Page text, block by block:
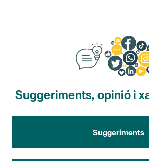
Suggeriments, opinió i
Suggeriments